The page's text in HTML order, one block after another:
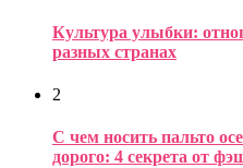
Культура улыбки:
разных странах
2
С чем носить пальто
дорого: 4 секрета от